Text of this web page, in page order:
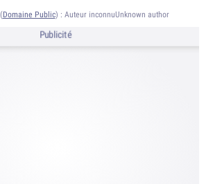
Domaine Public) : Auteur inconnuUnknown author
Publicité